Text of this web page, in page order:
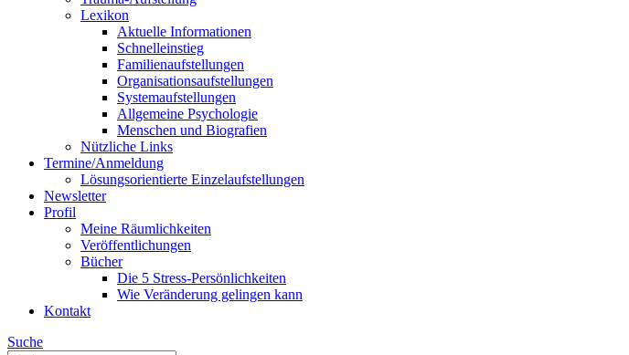
Lexikon
Aktuelle Informationen
Schnelleinstieg
Familienaufstellungen
Organisationsaufstellungen
Systemaufstellungen
Allgemeine Psychologie
Menschen und Biografien
Nützliche Links
Termine/Anmeldung
Lösungsorientierte Einzelaufstellungen
Newsletter
Profil
Meine Räumlichkeiten
Veröffentlichungen
Bücher
Die 5 Stress-Persönlichkeiten
Wie Veränderung gelingen kann
Kontakt
Suche